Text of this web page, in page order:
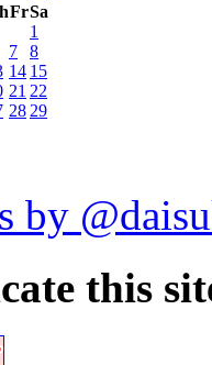
FrSa
1
7
8
14 15
21 22
28 29
by
this